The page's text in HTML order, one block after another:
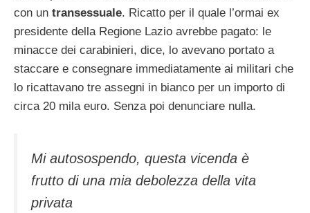
con un transessuale. Ricatto per il quale l’ormai ex
presidente della Regione Lazio avrebbe pagato: le
minacce dei carabinieri, dice, lo avevano portato a
staccare e consegnare immediatamente ai militari che
lo ricattavano tre assegni in bianco per un importo di
circa 20 mila euro. Senza poi denunciare nulla.
Mi autosospendo, questa vicenda è
frutto di una mia debolezza della vita
privata